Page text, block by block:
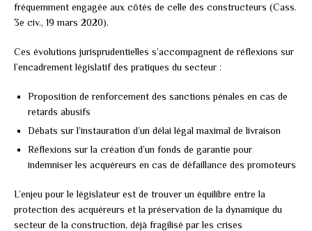
fréquemment engagée aux côtés de celle des constructeurs (Cass.
3e civ., 19 mars 2020).
Ces évolutions jurisprudentielles s’accompagnent de réflexions sur
l’encadrement législatif des pratiques du secteur :
Proposition de renforcement des sanctions pénales en cas de
retards abusifs
Débats sur l’instauration d’un délai légal maximal de livraison
Réflexions sur la création d’un fonds de garantie pour
indemniser les acquéreurs en cas de défaillance des promoteurs
L’enjeu pour le législateur est de trouver un équilibre entre la
protection des acquéreurs et la préservation de la dynamique du
secteur de la construction, déjà fragilisé par les crises